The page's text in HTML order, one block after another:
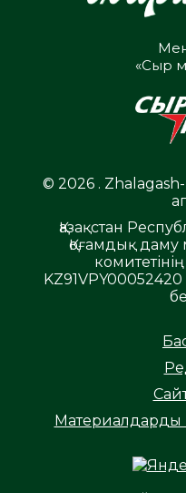
«Сыр
© 2026 .
Қазақстан
Қоғамдық даму
KZ91VPY00052420
Материалдарды